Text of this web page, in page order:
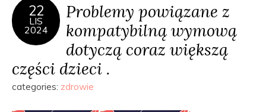
22
LIS
2024
Problemy powiązane z
kompatybilną wymową
dotyczą coraz większą
części dzieci .
categories: zdrowie